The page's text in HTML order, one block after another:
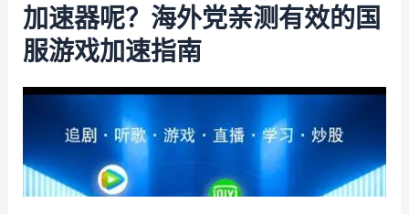
加速器呢？海外党亲测有效的国
服游戏加速指南